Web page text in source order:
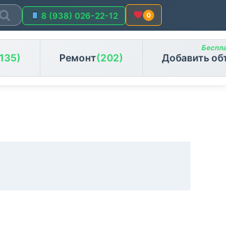
8 (938) 026-22-12 0
Ремонт(202) Добавить